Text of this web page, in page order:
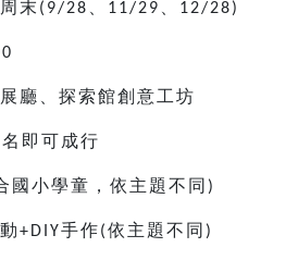
末 (9/28 11/29 12/28)
廳、探索館創意工坊
即可成行
國小學童，依主題不同 )
+DIY手作(依主題不同 )